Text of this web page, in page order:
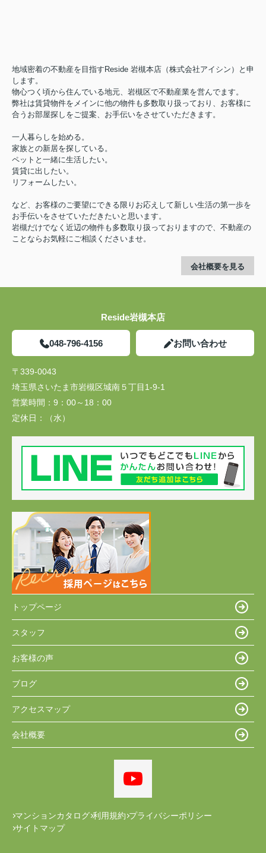
地域密着の不動産を目指すReside 岩槻本店（株式会社アイシン）と申
します。
物心つく頃から住んでいる地元、岩槻区で不動産業を営んでます。
弊社は賃貸物件をメインに他の物件も多数取り扱っており、お客様に
合うお部屋探しをご提案、お手伝いをさせていただきます。
一人暮らしを始める。
家族との新居を探している。
ペットと一緒に生活したい。
賃貸に出したい。
リフォームしたい。
など、お客様のご要望にできる限りお応えして新しい生活の第一歩を
お手伝いをさせていただきたいと思います。
岩槻だけでなく近辺の物件も多数取り扱っておりますので、不動産の
ことならお気軽にご相談くださいませ。
会社概要を見る
Reside岩槻本店
048-796-4156 お問い合わせ
〒339-0043
埼玉県さいたま市岩槻区城南５丁目1-9-1
営業時間： 9：00～18：00
定休日：
（水）
トップページ
スタッフ
お客様の声
ブログ
アクセスマップ
会社概要
マンションカタログ 利用規約 プライバシーポリシー
サイトマップ